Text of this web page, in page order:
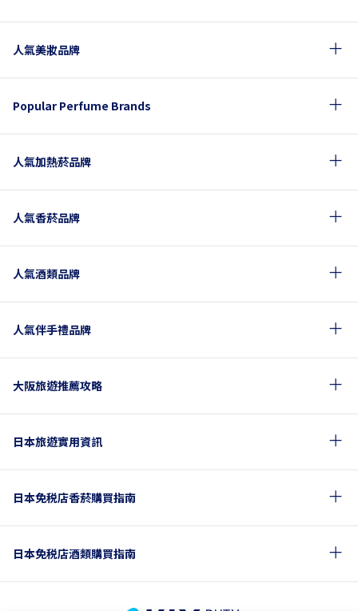
人氣美妝品牌
Popular Perfume Brands
人氣加熱菸品牌
人氣香菸品牌
人氣酒類品牌
人氣伴手禮品牌
大阪旅遊推薦攻略
日本旅遊實用資訊
日本免税店香菸購買指南
日本免税店酒類購買指南